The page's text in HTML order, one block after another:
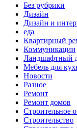
Без рубрики
Дизайн
Дизайн и
еда
Квартирный
Коммуникации
Ландшафтный
Мебель для
Новости
Разное
Ремонт
Ремонт домов
Строительное
Строительство